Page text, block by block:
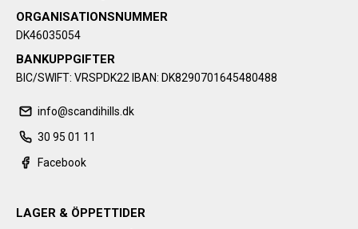
ORGANISATIONSNUMMER
DK46035054
BANKUPPGIFTER
BIC/SWIFT: VRSPDK22 IBAN: DK8290701645480488
info@scandihills.dk
30 95 01 11
Facebook
LAGER & ÖPPETTIDER